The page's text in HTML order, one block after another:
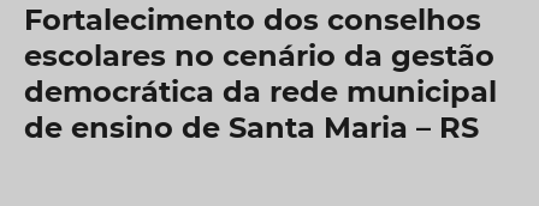
Fortalecimento dos conselhos
escolares no cenário da gestão
democrática da rede municipal
de ensino de Santa Maria – RS